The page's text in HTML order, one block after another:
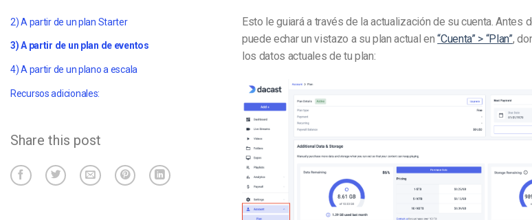
2) A partir de un plan Starter
3) A partir de un plan de eventos
4) A partir de un plano a escala
Recursos adicionales:
Share this post
Esto le guiará a través de la actualización de su cuenta. Antes
puede echar un vistazo a su plan actual en“Cuenta” > “Plan”,
los datos actuales de tu plan: